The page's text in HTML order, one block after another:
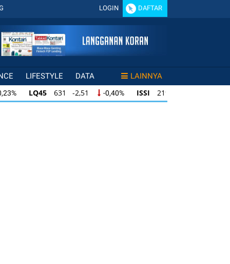
LOGIN DAFTAR
LIFESTYLE DATA LAINNYA
LQ45 631 -2,51 -0,40% ISSI 219 -0,60
LQ45 631 -2,51 -0,40% ISSI 219 -0,60